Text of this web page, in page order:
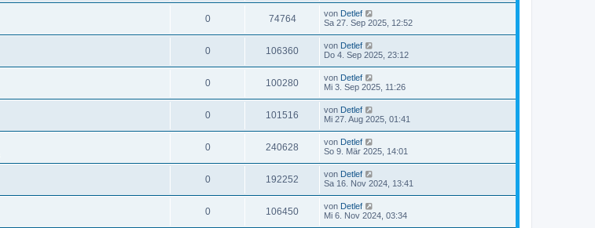
0 74764 von Detlef
Sa 27. Sep 2025, 12:52
0 106360 von Detlef
Do 4. Sep 2025, 23:12
0 100280 von Detlef
Mi 3. Sep 2025, 11:26
0 101516 von Detlef
Mi 27. Aug 2025, 01:41
0 240628 von Detlef
So 9. Mär 2025, 14:01
0 192252 von Detlef
Sa 16. Nov 2024, 13:41
0 106450 von Detlef
Mi 6. Nov 2024, 03:34